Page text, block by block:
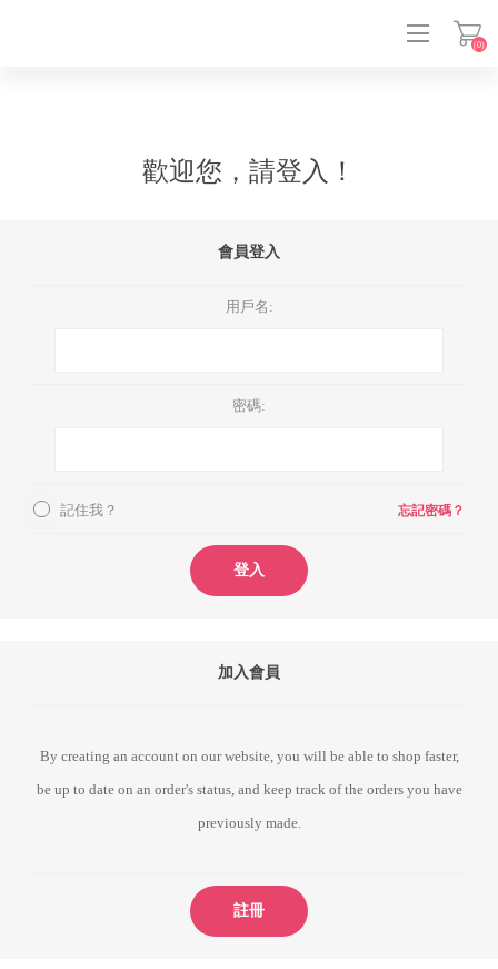
(0)
歡迎您，請登入！
會員登入
用戶名:
密碼:
記住我？ 忘記密碼？
登入
加入會員
By creating an account on our website, you will be able to shop faster,
be up to date on an order's status, and keep track of the orders you have
previously made.
註冊